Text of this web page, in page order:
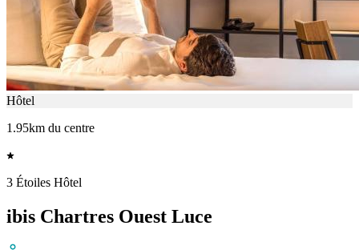
Hôtel
1.95km du centre
3 Étoiles Hôtel
ibis Chartres Ouest Luce